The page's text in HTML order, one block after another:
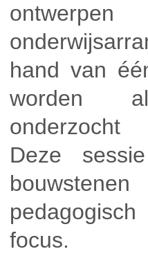
hand van
worden
Deze
focus.